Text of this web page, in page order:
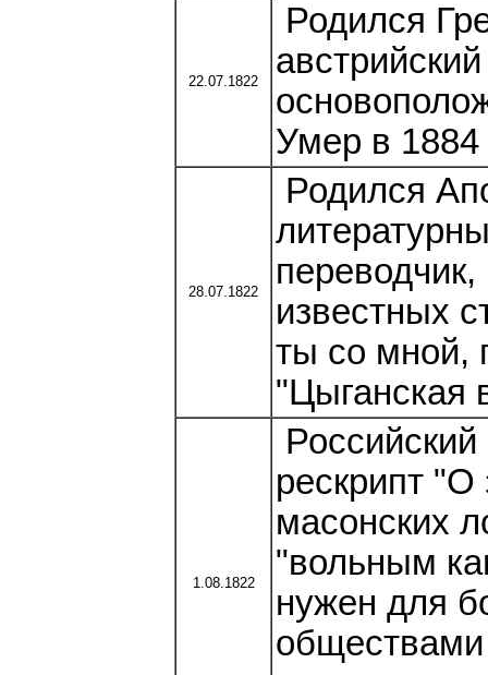
22.07.1822
Родился
Умер в 1884
28.07.1822
Родился
известных
ты со мной,
"Цыганская
1.08.1822
рескрипт
масонских
"вольным
нужен для